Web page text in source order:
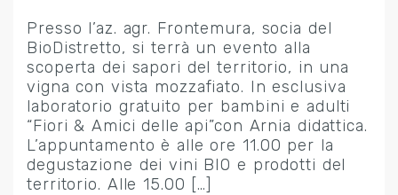
Presso l’az. agr. Frontemura, socia del
BioDistretto, si terrà un evento alla
scoperta dei sapori del territorio, in una
vigna con vista mozzafiato. In esclusiva
laboratorio gratuito per bambini e adulti
“Fiori & Amici delle api”con Arnia didattica.
L’appuntamento è alle ore 11.00 per la
degustazione dei vini BIO e prodotti del
territorio. Alle 15.00 […]